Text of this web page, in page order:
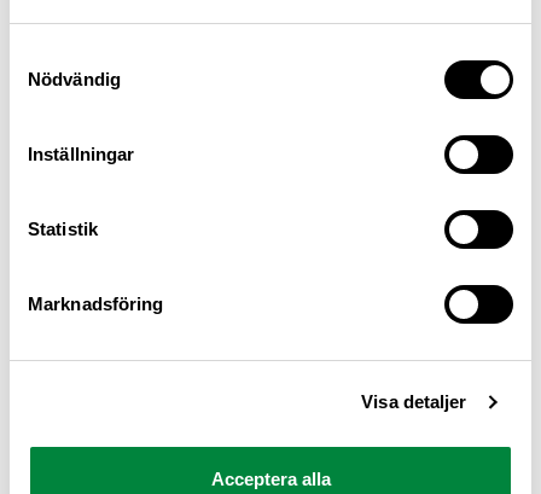
Nödvändig
Inställningar
Statistik
Marknadsföring
Visa detaljer
Acceptera alla
M Sverige är Sveriges största konsumentorganisation
för bilister och andra trafikanter
Ansvarig utgivare: Heléne Lilja
Pressrum
Om oss